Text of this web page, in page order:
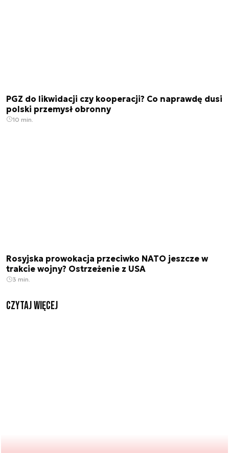
PGZ do likwidacji czy kooperacji? Co naprawdę dusi
polski przemysł obronny
10 min.
Rosyjska prowokacja przeciwko NATO jeszcze w
trakcie wojny? Ostrzeżenie z USA
3 min.
czytaj więcej